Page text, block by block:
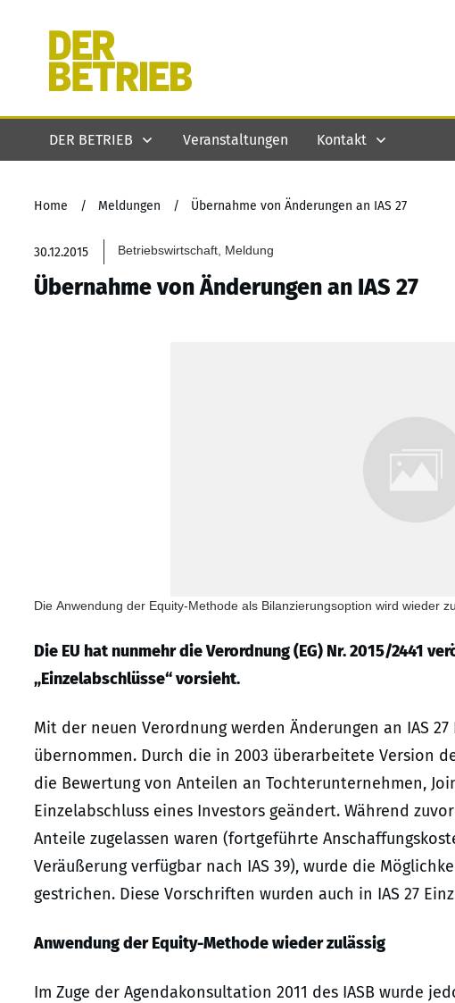
DER BETRIEB Veranstaltungen Kontakt
Home / Meldungen / Übernahme von Änderungen an IAS 27
30.12.2015 Betriebswirtschaft, Meldung
Übernahme von Änderungen an IAS 27
Die Anwendung der Equity-Methode als Bilanzierungsoption wird wieder
Die EU hat nunmehr die Verordnung (EG) Nr. 2015/2441
„Einzelabschlüsse“ vorsieht.
Mit der neuen Verordnung werden Änderungen an IAS
übernommen. Durch die in 2003 überarbeitete Version
die Bewertung von Anteilen an Tochterunternehmen,
Einzelabschluss eines Investors geändert. Während
Anteile zugelassen waren (fortgeführte
Veräußerung verfügbar nach IAS 39), wurde die
gestrichen. Diese Vorschriften wurden auch in IAS 27
Anwendung der Equity-Methode wieder zulässig
Im Zuge der Agendakonsultation 2011 des IASB wurde